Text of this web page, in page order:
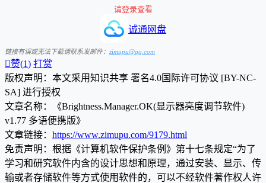
请登录查看
诚通网盘
链接有误或无法下载请联系发邮件： zimupu@qq.com
赞(1) 打赏
版权声明：本文采用知识共享 署名4.0国际许可协议 [BY-NC-
SA] 进行授权
文章名称：《Brightness.Manager.OK(显示器亮度调节软件)
v1.77 多语便携版》
文章链接： https://www.zimupu.com/9179.html
免责声明：根据《计算机软件保护条例》第十七条规定“为了
学习和研究软件内含的设计思想和原理，通过安装、显示、传
输或者存储软件等方式使用软件的，可以不经软件著作权人许